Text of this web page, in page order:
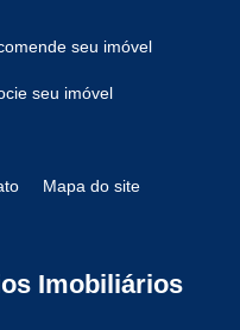
seu imóvel
seu imóvel
Mapa do site
Imobiliários